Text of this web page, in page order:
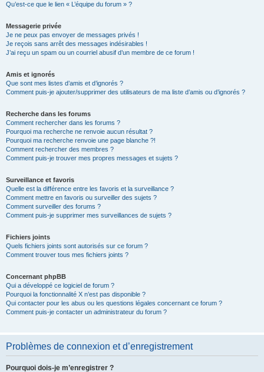
Qu’est-ce que le lien « L’équipe du forum » ?
Messagerie privée
Je ne peux pas envoyer de messages privés !
Je reçois sans arrêt des messages indésirables !
J’ai reçu un spam ou un courriel abusif d’un membre de ce forum !
Amis et ignorés
Que sont mes listes d’amis et d’ignorés ?
Comment puis-je ajouter/supprimer des utilisateurs de ma liste d’amis ou d’ignorés ?
Recherche dans les forums
Comment rechercher dans les forums ?
Pourquoi ma recherche ne renvoie aucun résultat ?
Pourquoi ma recherche renvoie une page blanche ?!
Comment rechercher des membres ?
Comment puis-je trouver mes propres messages et sujets ?
Surveillance et favoris
Quelle est la différence entre les favoris et la surveillance ?
Comment mettre en favoris ou surveiller des sujets ?
Comment surveiller des forums ?
Comment puis-je supprimer mes surveillances de sujets ?
Fichiers joints
Quels fichiers joints sont autorisés sur ce forum ?
Comment trouver tous mes fichiers joints ?
Concernant phpBB
Qui a développé ce logiciel de forum ?
Pourquoi la fonctionnalité X n’est pas disponible ?
Qui contacter pour les abus ou les questions légales concernant ce forum ?
Comment puis-je contacter un administrateur du forum ?
Problèmes de connexion et d’enregistrement
Pourquoi dois-je m’enregistrer ?